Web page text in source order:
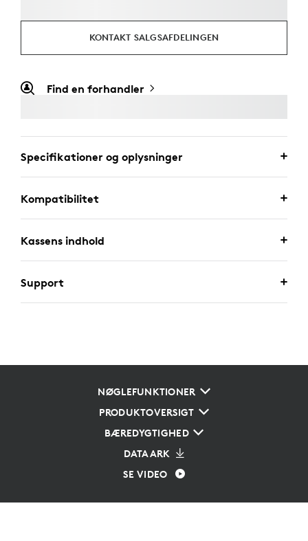
KONTAKT SALGSAFDELINGEN
Find en forhandler
Specifikationer og oplysninger
Kompatibilitet
Kassens indhold
Support
NØGLEFUNKTIONER
PRODUKTOVERSIGT
BÆREDYGTIGHED
DATAARK
SE VIDEO